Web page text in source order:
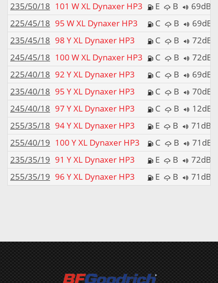
235/50/18 101 W XL Dynaxer HP3 E B
69dB
225/45/18 95 W XL Dynaxer HP3 C B
69dB
235/45/18 98 Y XL Dynaxer HP3 C B
72dB
245/45/18 100 W XL Dynaxer HP3 C B
72dB
225/40/18 92 Y XL Dynaxer HP3 C B
69dB
235/40/18 95 Y XL Dynaxer HP3 C B
70dB
245/40/18 97 Y XL Dynaxer HP3 C B
12dB
255/35/18 94 Y XL Dynaxer HP3 E B
71dB
255/40/19 100 Y XL Dynaxer HP3 C B
71dB
235/35/19 91 Y XL Dynaxer HP3 E B
72dB
255/35/19 96 Y XL Dynaxer HP3 E B 71dB